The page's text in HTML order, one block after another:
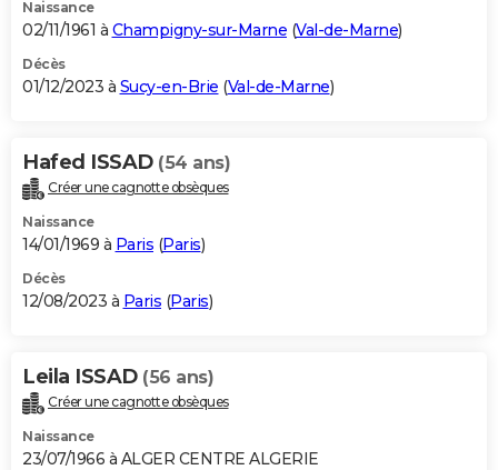
Naissance
02/11/1961 à Champigny-sur-Marne (Val-de-Marne)
Décès
01/12/2023 à Sucy-en-Brie (Val-de-Marne)
Hafed ISSAD (54 ans)
Créer une cagnotte obsèques
Naissance
14/01/1969 à Paris (Paris)
Décès
12/08/2023 à Paris (Paris)
Leila ISSAD (56 ans)
Créer une cagnotte obsèques
Naissance
23/07/1966 à ALGER CENTRE ALGERIE